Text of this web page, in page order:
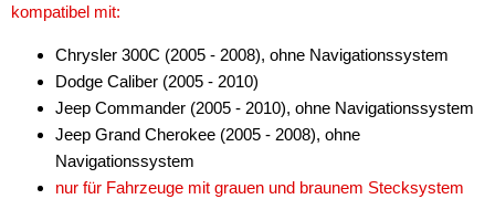
kompatibel mit:
Chrysler 300C (2005 - 2008), ohne Navigationssystem
Dodge Caliber (2005 - 2010)
Jeep Commander (2005 - 2010), ohne Navigationssystem
Jeep Grand Cherokee (2005 - 2008), ohne
Navigationssystem
nur für Fahrzeuge mit grauen und braunem Stecksystem